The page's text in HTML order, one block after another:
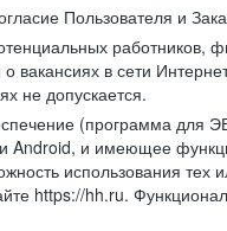
Пользователя и
вакансиях в сети
не допускается.
(программа для
Android, и имеющее
использования
https://hh.ru.